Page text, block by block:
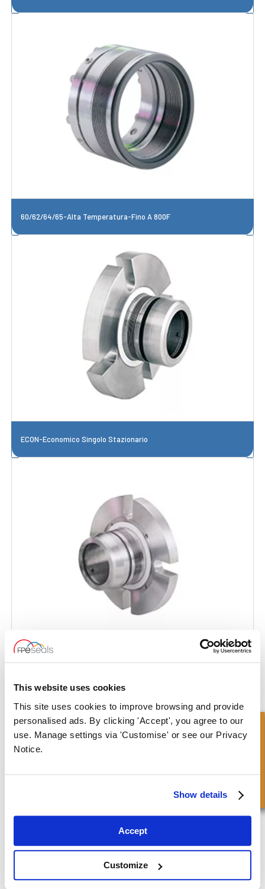
This website uses cookies
This site uses cookies to improve browsing and provide
personalised ads. By clicking 'Accept', you agree to our
use. Manage settings via 'Customise' or see our Privacy
Notice.
Show details
Accept
Customize
60/62/64/65-Alta Temperatura-Fino A 800F
ECON-Economico Singolo Stazionario
PHB/PHS-Stazione Singola Saldata
RB-Singolo Saldato Rotante
Richiesta Veloce